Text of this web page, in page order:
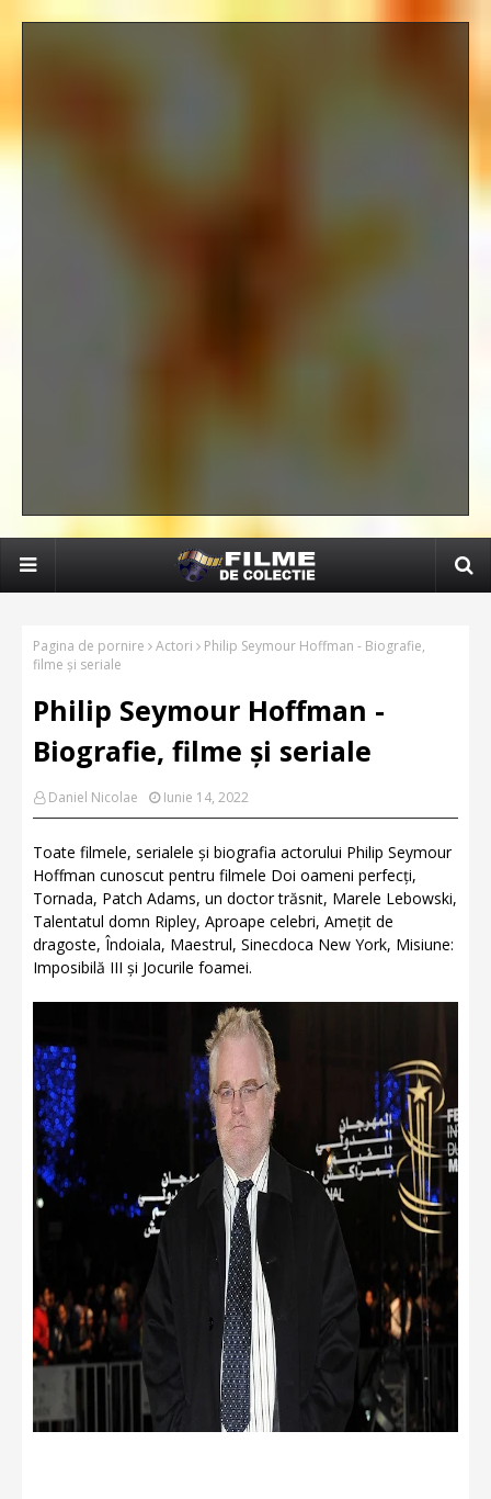
Pagina de pornire Actori
Philip Seymour Hoffman - Biografie,
filme și seriale
Philip Seymour Hoffman -
Biografie, filme și seriale
Daniel Nicolae Iunie 14, 2022
Toate filmele, serialele și biografia actorului Philip Seymour
Hoffman cunoscut pentru filmele Doi oameni perfecți,
Tornada, Patch Adams, un doctor trăsnit, Marele Lebowski,
Talentatul domn Ripley, Aproape celebri, Amețit de
dragoste, Îndoiala, Maestrul, Sinecdoca New York, Misiune:
Imposibilă III și Jocurile foamei.